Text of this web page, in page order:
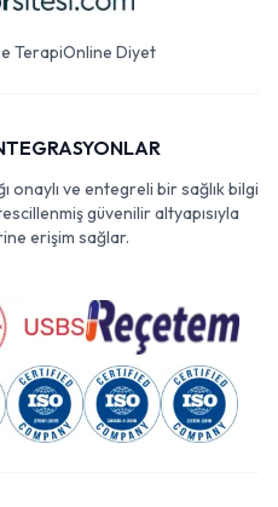
TerapiOnline Diyet
onaylı ve entegreli bir sağlık bilgi
güvenilir altyapısıyla
erişim sağlar.